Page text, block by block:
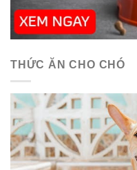
THỨC ĂN CHO CHÓ